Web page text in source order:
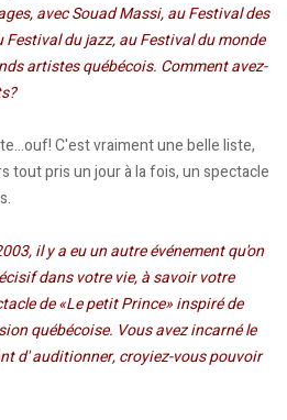
avec Souad Massi, au Festival des
du jazz, au Festival du monde
artistes québécois. Comment avez-
C'est vraiment une belle liste,
tout pris un jour à la fois, un spectacle
il y a eu un autre événement qu'on
dans votre vie, à savoir votre
de «Le petit Prince» inspiré de
québécoise. Vous avez incarné le
d' auditionner, croyiez-vous pouvoir